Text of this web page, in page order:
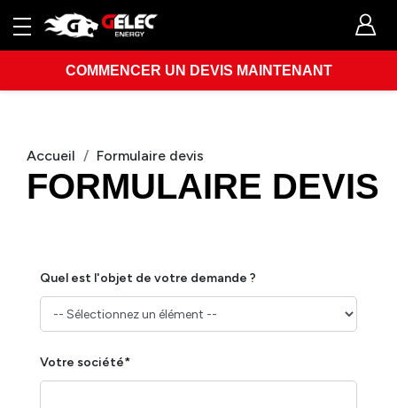
COMMENCER UN DEVIS MAINTENANT
Accueil Formulaire devis
FORMULAIRE DEVIS
Quel est l'objet de votre demande ?
Votre société*